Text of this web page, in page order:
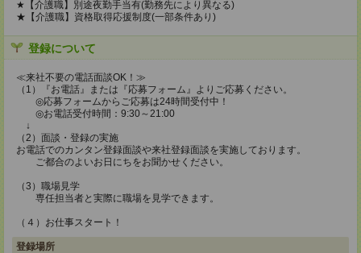
★【介護職】別途夜勤手当有(勤務先により異なる)
★【介護職】資格取得応援制度(一部条件あり)
登録について
≪来社不要の電話面談OK！≫
（1）『お電話』または『応募フォーム』よりご応募ください。
◎応募フォームからご応募は24時間受付中！
◎お電話受付時間：9:30～21:00
↓
（2）面談・登録の実施
お電話でのカンタン登録面談や来社登録面談を実施しております。
ご都合のよいお日にちをお聞かせください。
（3）職場見学
専任担当者と実際に職場を見学できます。
（４）お仕事スタート！
登録場所